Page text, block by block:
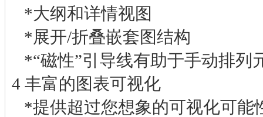
*大纲和详情视图
*展开/折叠嵌套图结构
*“磁性”引导线有助于手动排列
4 丰富的图表可视化
*提供超过您想象的可视化可能